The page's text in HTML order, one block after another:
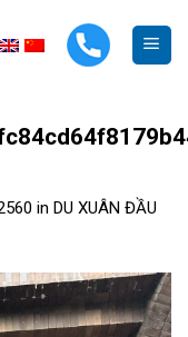
in DU XUÂN ĐẦU